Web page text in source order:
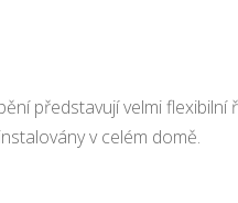
představují velmi
v celém domě.